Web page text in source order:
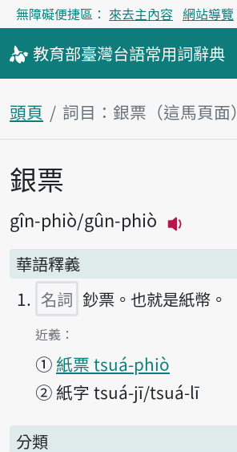
無障礙便捷區： 來去主內容 網站導覽
教育部臺灣台語常用詞辭典
頭頁 詞目：銀票（這馬頁面）
主內容區
銀票
gîn-phiò gûn-phiò
華語釋義
名詞 鈔票。也就是紙幣。
第1項釋義的
近義：
① 紙票 tsuá-phiò
② 紙字 tsuá-jī/tsuá-lī
分類